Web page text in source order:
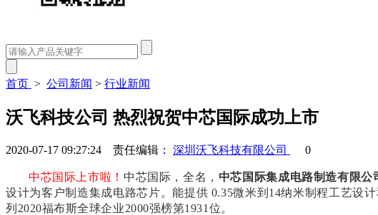
首页 > 公司新闻 > 行业新闻
沃飞科技公司 热烈祝贺中芯国际成功上市
2020-07-17 09:27:24 责任编辑： 深圳沃飞科技有限公司 0
中芯国际上市啦！ 中芯国际，全名， 中芯国际集成电路制造有限公
设计为客户制造集成电路芯片。能提供 0.35微米到14纳米制程工艺设
列2020福布斯全球企业2000强榜第1931位。